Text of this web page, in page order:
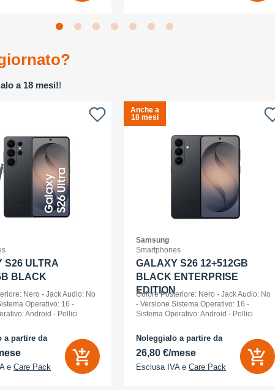
a 18 mesi!!
S26 ULTRA
BLACK
Nero - Jack Audio: No
Operativo: 16 -
Android - Pollici
- Memoria Interna (ROM):
fino a: 0 GB - Dual
a partire da
e Care Pack
Anche a
18 mesi
Samsung
Smartphones
GALAXY S26 12+512GB
BLACK ENTERPRISE
EDITION
Colore Posteriore: Nero - Jack Audio: No
- Versione Sistema Operativo: 16 -
Sistema Operativo: Android - Pollici
- Memoria Interna (ROM): 512 GB -
Espandibile fino a: 0 GB - Dual Sim: Sì
Noleggialo a partire da
26,80 €/mese
Esclusa IVA e Care Pack